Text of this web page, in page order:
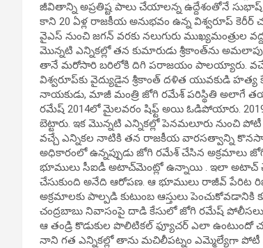
జీవితాన్ని అప్రతిష్ట పాలు చేయాలన్న ఉద్దేశంతోనే
కాని 20 ఏళ్ల రాజకీయ అనుభవం ఉన్న విశ్వరూప్
వైఎస్ నుంచి జగన్ వరకు నలుగురు
మొన్నటి ఎన్నికల్లో తన కుమారుడు శ్రీకాంత్‌ను
తానే మరోసారి బరిలోకి దిగి పరాజయం పాలయ్యారు. వచ్చే
విశ్వరూప్‌కు వైద్యుడైన శ్రీకాంత్ దళిత యువకుడి
నాయకుడు, మాజీ మంత్రి జోగి రమేశ్‌ పరిస్థితి అలాగే
రమేష్ 2014లో మైలవరం షిఫ్ట్ అయి ఓడిపోయారు. 2019
బెట్టారు. ఇక మొన్నటి ఎన్నికల్లో పెనమలూరు నుంచి
వచ్చే ఎన్నికల నాటికి తన రాజకీయ వారసత్వాన్ని
అధికారంలో ఉన్నప్పుడు జోగి రమేశ్ చేసిన అక్రమాలు
భూములు సీఐడీ అటాచ్‌మెంట్లో ఉన్నాయి . ఇలా అటాచ్
చేసుకుంది అనేది ఆరోపణ. ఆ భూములు రాజీవ్ పేరిట
అక్రమాలకు పాల్పడి కుటుంబ ఆస్తులు
చంద్రబాబు నివాసంపై దాడి కేసులో జోగి రమేష్ పోలీసలు
ఆ తండ్రి కొడుకుల పొలిటికల్ ఫ్యూచర్ ఎలా
నాని గత ఎన్నికల్లో తాను మచిలీపట్నం ఎమ్మెల్యేగా పోటీ